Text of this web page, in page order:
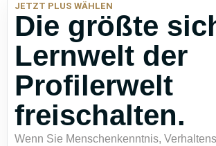
JETZT PLUS WÄHLEN
Die größte
Lernwelt der
Profilerwelt
freischalten.
Wenn Sie Menschenkenntnis,